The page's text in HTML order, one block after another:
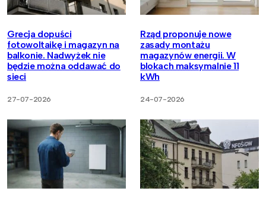
Grecja dopuści
fotowoltaikę i magazyn na
balkonie. Nadwyżek nie
będzie można oddawać do
sieci
27-07-2026
Rząd proponuje nowe
zasady montażu
magazynów energii. W
blokach maksymalnie 11
kWh
24-07-2026